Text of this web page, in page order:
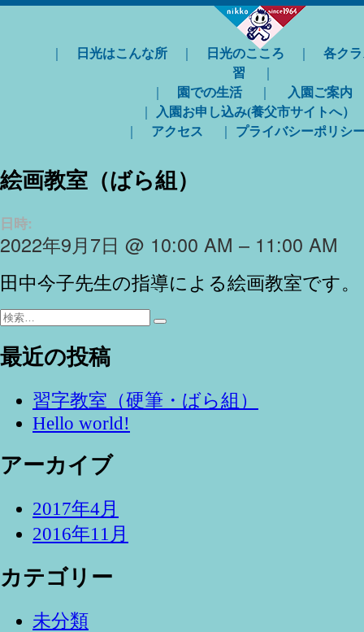
日光はこんな所 日光のこころ
各ク
習
園での生活 入園ご案内
入園お申し込み(養父市サイトへ）
アクセス プライバシーポリシ
絵画教室（ばら組）
日時:
2022年9月7日 @ 10:00 AM – 11:00 AM
田中今子先生の指導による絵画教室です。
検
検
最近の投稿
習字教室（硬筆・ばら組）
Hello world!
アーカイブ
2017年4月
2016年11月
カテゴリー
未分類